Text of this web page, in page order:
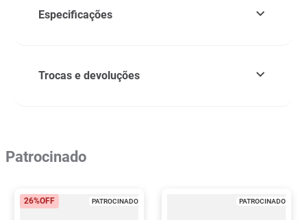
Especificações
Trocas e devoluções
Patrocinado
PATROCINADO
26%OFF PATROCINADO